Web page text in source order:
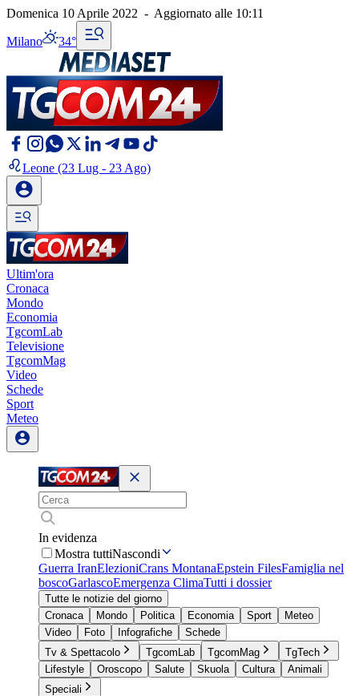
Domenica 10 Aprile 2022 - Aggiornato alle 10:11
Milano 34°
Leone (23 Lug - 23 Ago)
Ultim'ora
Cronaca
Mondo
Economia
TgcomLab
Televisione
TgcomMag
Video
Schede
Sport
Meteo
In evidenza
Mostra tuttiNascondi
Guerra IranElezioniCrans MontanaEpstein FilesFamiglia nel
boscoGarlascoEmergenza ClimaTutti i dossier
Tutte le notizie del giorno
Cronaca
Mondo Politica Economia Sport
Meteo
Video
Foto Infografiche
Schede
Tv & Spettacolo
TgcomLab TgcomMag
TgTech
Lifestyle
Oroscopo Salute Skuola Cultura
Animali
Speciali